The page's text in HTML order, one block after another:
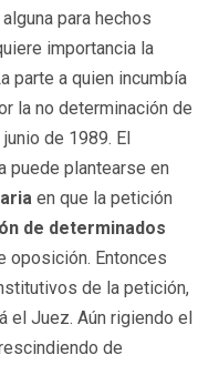
para hechos
importancia la
parte a quien incumbía
la no determinación de
de 1989. El
puede plantearse en
en que la petición
de determinados
oposición. Entonces
de la petición,
el Juez. Aún rigiendo el
de